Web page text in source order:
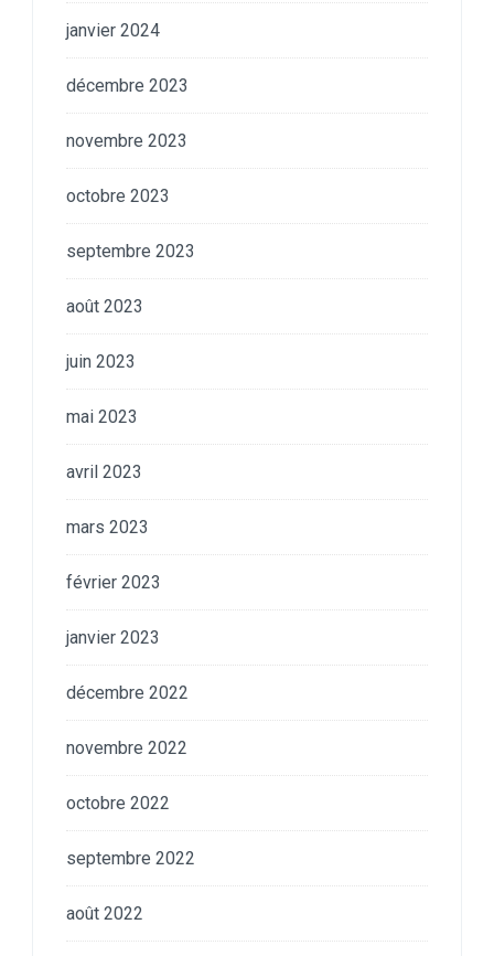
janvier 2024
décembre 2023
novembre 2023
octobre 2023
septembre 2023
août 2023
juin 2023
mai 2023
avril 2023
mars 2023
février 2023
janvier 2023
décembre 2022
novembre 2022
octobre 2022
septembre 2022
août 2022